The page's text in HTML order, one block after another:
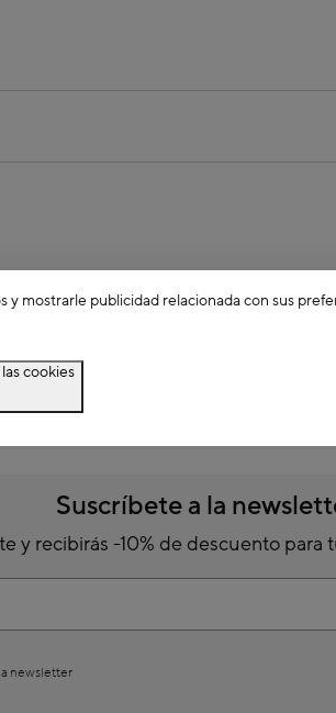
Suscríbete a la
y recibirás -10% de descuento para
newsletter
mostrarle publicidad relacionada con sus
cookies